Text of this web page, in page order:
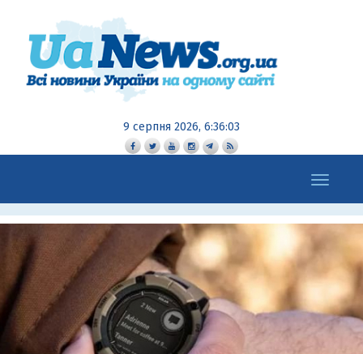
9 серпня 2026, 6:36:03
Toggle
navigation